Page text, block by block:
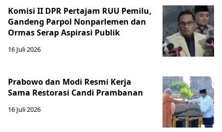
Komisi II DPR Pertajam RUU Pemilu,
Gandeng Parpol Nonparlemen dan
Ormas Serap Aspirasi Publik
16 Juli 2026
Prabowo dan Modi Resmi Kerja
Sama Restorasi Candi Prambanan
16 Juli 2026